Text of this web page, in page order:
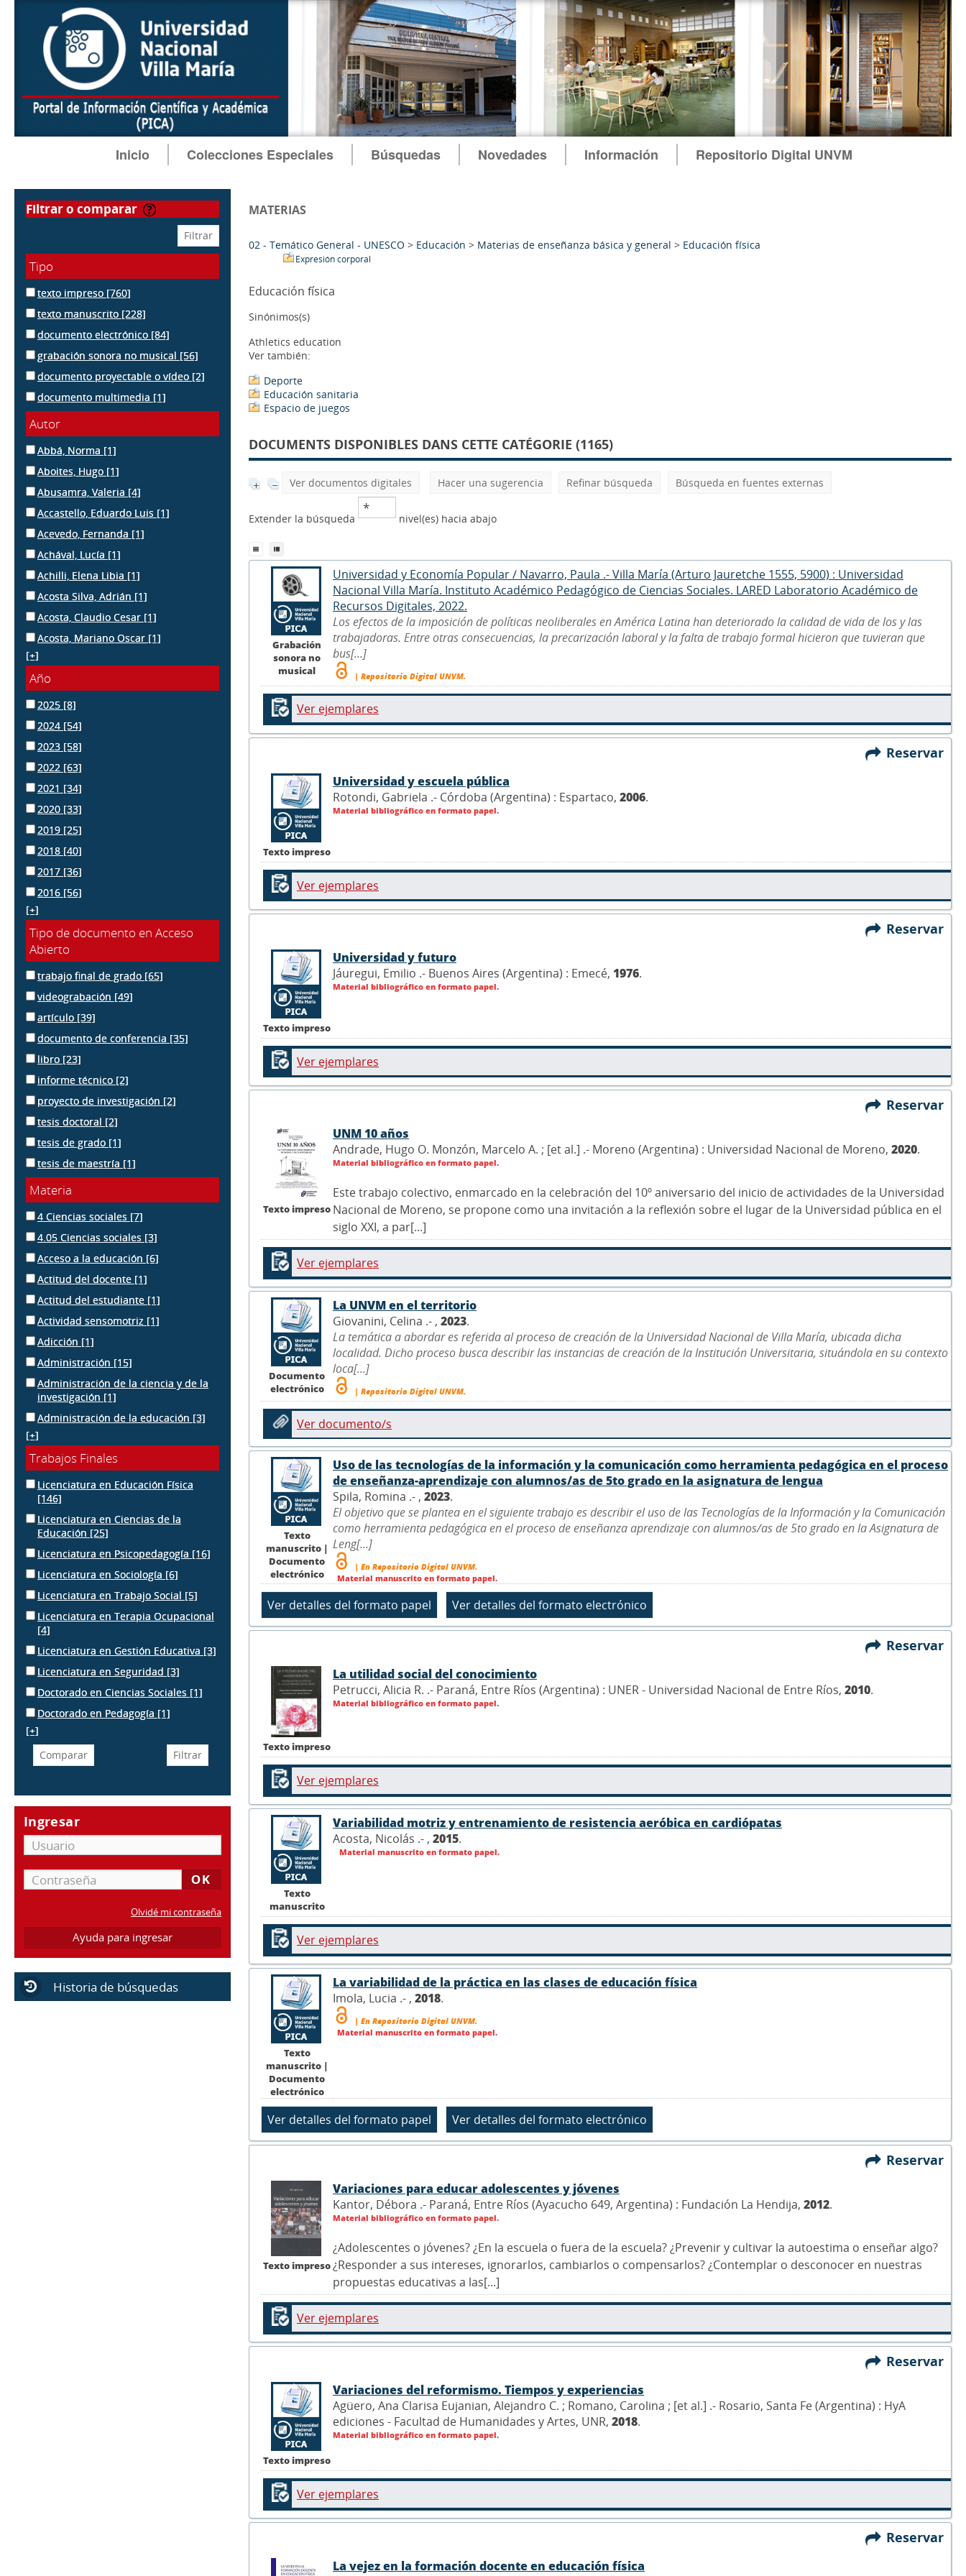
Inicio Colecciones Especiales Búsquedas Novedades Información Repositorio Digital UNVM
filtrar o comparar
Tipo
texto impreso [760]
texto manuscrito [228]
documento electrónico [84]
grabación sonora no musical [56]
documento proyectable o vídeo [2]
documento multimedia [1]
Autor
Abbá, Norma [1]
Aboites, Hugo [1]
Abusamra, Valeria [4]
Accastello, Eduardo Luis [1]
Acevedo, Fernanda [1]
Achával, Lucía [1]
Achilli, Elena Libia [1]
Acosta Silva, Adrián [1]
Acosta, Claudio Cesar [1]
Acosta, Mariano Oscar [1]
[+]
Año
2025 [8]
2024 [54]
2023 [58]
2022 [63]
2021 [34]
2020 [33]
2019 [25]
2018 [40]
2017 [36]
2016 [56]
[+]
Tipo de documento en Acceso
Abierto
trabajo final de grado [65]
videograbación [49]
artículo [39]
documento de conferencia [35]
libro [23]
informe técnico [2]
proyecto de investigación [2]
tesis doctoral [2]
tesis de grado [1]
tesis de maestría [1]
Materia
4 Ciencias sociales [7]
4.05 Ciencias sociales [3]
Acceso a la educación [6]
Actitud del docente [1]
Actitud del estudiante [1]
Actividad sensomotriz [1]
Adicción [1]
Administración [15]
Administración de la ciencia y de la
investigación [1]
Administración de la educación [3]
[+]
Trabajos Finales
Licenciatura en Educación Física
[146]
Licenciatura en Ciencias de la
Educación [25]
Licenciatura en Psicopedagogía [16]
Licenciatura en Sociología [6]
Licenciatura en Trabajo Social [5]
Licenciatura en Terapia Ocupacional
[4]
Licenciatura en Gestión Educativa [3]
Licenciatura en Seguridad [3]
Doctorado en Ciencias Sociales [1]
Doctorado en Pedagogía [1]
[+]
Ingresar
Olvidé mi contraseña
Ayuda para ingresar
Historia de búsquedas
MATERIAS
02 - Temático General - UNESCO > Educación > Materias de enseñanza básica y general > Educación física
Expresión corporal
Educación física
Sinónimos(s)
Athletics education
Ver también:
Deporte
Educación sanitaria
Espacio de juegos
DOCUMENTS DISPONIBLES DANS CETTE CATÉGORIE (1165)
Ver documentos digitales Hacer una sugerencia Refinar búsqueda Búsqueda en fuentes externas
Extender la búsqueda nivel(es) hacia abajo
Grabación
sonora no
musical
Universidad y Economía Popular / Navarro, Paula .- Villa María (Arturo Jauretche 1555, 5900) : Universidad
Nacional Villa María. Instituto Académico Pedagógico de Ciencias Sociales. LARED Laboratorio Académico de
Recursos Digitales, 2022.
Los efectos de la imposición de políticas neoliberales en América Latina han deteriorado la calidad de vida de los y las
trabajadoras. Entre otras consecuencias, la precarización laboral y la falta de trabajo formal hicieron que tuvieran que
bus[...]
| Repositorio Digital UNVM.
Ver ejemplares
Reservar
Texto impreso
Universidad y escuela pública
Rotondi, Gabriela .- Córdoba (Argentina) : Espartaco, 2006.
Material bibliográfico en formato papel.
Ver ejemplares
Reservar
Texto impreso
Universidad y futuro
Jáuregui, Emilio .- Buenos Aires (Argentina) : Emecé, 1976.
Material bibliográfico en formato papel.
Ver ejemplares
Reservar
Texto impreso
UNM 10 años
Andrade, Hugo O. Monzón, Marcelo A. ; [et al.] .- Moreno (Argentina) : Universidad Nacional de Moreno, 2020.
Material bibliográfico en formato papel.
Este trabajo colectivo, enmarcado en la celebración del 10º aniversario del inicio de actividades de la Universidad
Nacional de Moreno, se propone como una invitación a la reflexión sobre el lugar de la Universidad pública en el
siglo XXI, a par[...]
Ver ejemplares
Documento
electrónico
La UNVM en el territorio
Giovanini, Celina .- , 2023.
La temática a abordar es referida al proceso de creación de la Universidad Nacional de Villa María, ubicada dicha
localidad. Dicho proceso busca describir las instancias de creación de la Institución Universitaria, situándola en su contexto
loca[...]
| Repositorio Digital UNVM.
Ver documento/s
Texto
manuscrito |
Documento
electrónico
Uso de las tecnologías de la información y la comunicación como herramienta pedagógica en el proceso
de enseñanza-aprendizaje con alumnos/as de 5to grado en la asignatura de lengua
Spila, Romina .- , 2023.
El objetivo que se plantea en el siguiente trabajo es describir el uso de las Tecnologías de la Información y la Comunicación
como herramienta pedagógica en el proceso de enseñanza aprendizaje con alumnos/as de 5to grado en la Asignatura de
Leng[...]
| En Repositorio Digital UNVM.
Material manuscrito en formato papel.
Reservar
Texto impreso
La utilidad social del conocimiento
Petrucci, Alicia R. .- Paraná, Entre Ríos (Argentina) : UNER - Universidad Nacional de Entre Ríos, 2010.
Material bibliográfico en formato papel.
Ver ejemplares
Texto
manuscrito
Variabilidad motriz y entrenamiento de resistencia aeróbica en cardiópatas
Acosta, Nicolás .- , 2015.
Material manuscrito en formato papel.
Ver ejemplares
Texto
manuscrito |
Documento
electrónico
La variabilidad de la práctica en las clases de educación física
Imola, Lucia .- , 2018.
| En Repositorio Digital UNVM.
Material manuscrito en formato papel.
Reservar
Texto impreso
Variaciones para educar adolescentes y jóvenes
Kantor, Débora .- Paraná, Entre Ríos (Ayacucho 649, Argentina) : Fundación La Hendija, 2012.
Material bibliográfico en formato papel.
¿Adolescentes o jóvenes? ¿En la escuela o fuera de la escuela? ¿Prevenir y cultivar la autoestima o enseñar algo?
¿Responder a sus intereses, ignorarlos, cambiarlos o compensarlos? ¿Contemplar o desconocer en nuestras
propuestas educativas a las[...]
Ver ejemplares
Reservar
Texto impreso
Variaciones del reformismo. Tiempos y experiencias
Agüero, Ana Clarisa Eujanian, Alejandro C. ; Romano, Carolina ; [et al.] .- Rosario, Santa Fe (Argentina) : HyA
ediciones - Facultad de Humanidades y Artes, UNR, 2018.
Material bibliográfico en formato papel.
Ver ejemplares
Reservar
La vejez en la formación docente en educación física